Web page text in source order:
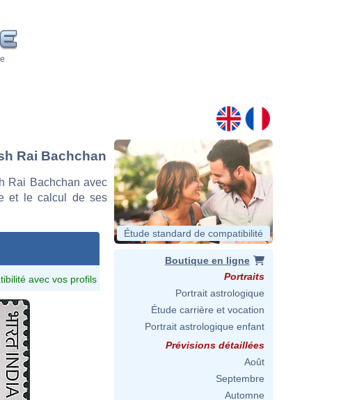
Rai Bachchan
Rai Bachchan avec
et le calcul de ses
avec vos profils
Étude standard de compatibilité
Boutique en ligne
Portraits
Portrait astrologique
Étude carrière et vocation
Portrait astrologique enfant
Prévisions détaillées
Août
Septembre
Automne